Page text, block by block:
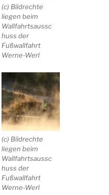
(c) Bildrechte
liegen beim
Wallfahrtsaussc
huss der
Fußwallfahrt
Werne-Werl
(c) Bildrechte
liegen beim
Wallfahrtsaussc
huss der
Fußwallfahrt
Werne-Werl